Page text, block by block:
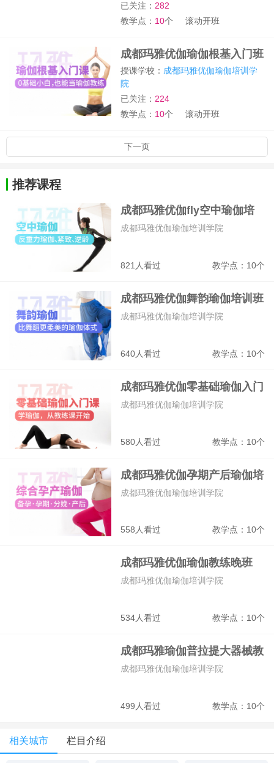
已关注： 282
教学点： 10个 滚动开班
成都玛雅优伽瑜伽根基入门班
授课学校： 成都玛雅优伽瑜伽培训学
院
已关注： 224
教学点： 10个 滚动开班
下一页
推荐课程
成都玛雅优伽fly空中瑜伽培
训班
821人看过 教学点：10个
成都玛雅优伽瑜伽培训学院
成都玛雅优伽舞韵瑜伽培训班
640人看过 教学点：10个
成都玛雅优伽瑜伽培训学院
成都玛雅优伽零基础瑜伽入门
培训班
580人看过 教学点：10个
成都玛雅优伽瑜伽培训学院
成都玛雅优伽孕期产后瑜伽培
训班
558人看过 教学点：10个
成都玛雅优伽瑜伽培训学院
成都玛雅优伽瑜伽教练晚班
534人看过 教学点：10个
成都玛雅优伽瑜伽培训学院
成都玛雅瑜伽普拉提大器械教
练班
499人看过 教学点：10个
成都玛雅优伽瑜伽培训学院
相关城市 栏目介绍